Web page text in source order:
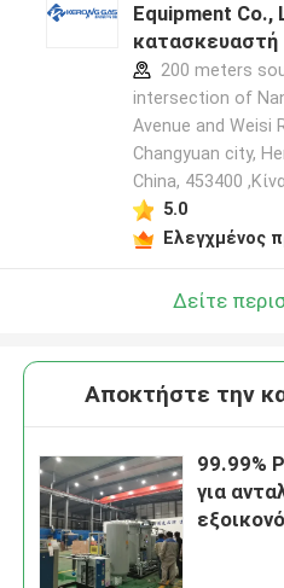
Equipment Co.,
κατασκευαστή
200 meters
intersection of
Avenue and Weisi
Changyuan city,
China, 453400
5.0
Ελεγχμένος
Δείτε
Αποκτήστε την
99.99%
για